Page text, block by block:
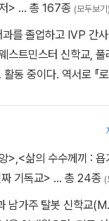
> … 총 167종 (모두보기)
를 졸업하고 IVP 간
스트민스터 신학교,
동 중이다. 역서로 『
IVP) 등이 있다.
>,<삶의 수수께끼 :
기독교> … 총 24종 (
남가주 탈봇 신학교